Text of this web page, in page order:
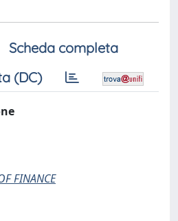
Scheda completa
(DC)
FINANCE